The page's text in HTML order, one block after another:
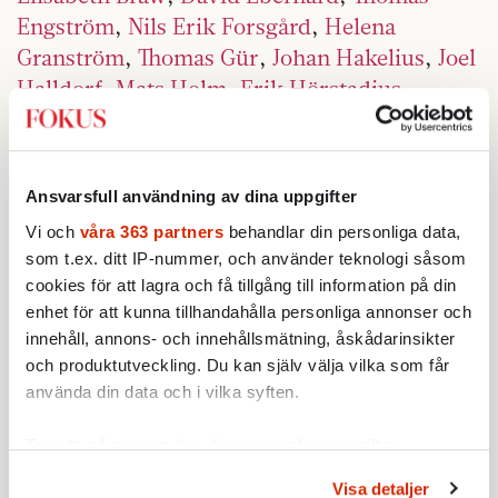
Ansvarsfull användning av dina uppgifter
Vi och våra 363 partners behandlar din personliga data,
som t.ex. ditt IP-nummer, och använder teknologi såsom
cookies för att lagra och få tillgång till information på din
enhet för att kunna tillhandahålla personliga annonser och
innehåll, annons- och innehållsmätning, åskådarinsikter
och produktutveckling. Du kan själv välja vilka som får
använda din data och i vilka syften.
Ta reda på mer om hur dina personliga uppgifter
Visa detaljer
Engström, Nils Erik Forsgård, Helena
Granström, Thomas Gür, Johan Hakelius, Joel
Halldorf Mats Holm Erik Hörstadius
Thomas Idergard
Markus Kallifatides,Nina
Lekander,Sofie Löwenmark,Sakine Madon,
Nina Solomin Daniel Suhonen
Fredrik VirtanenochLars Åberg.
Fokus ägare
FPG Media AB driver förlagsverksamhet och
ger sedan 2005 ut nyhetsmagasinet Fokus, 45
tryckta nummer per år och artiklar på